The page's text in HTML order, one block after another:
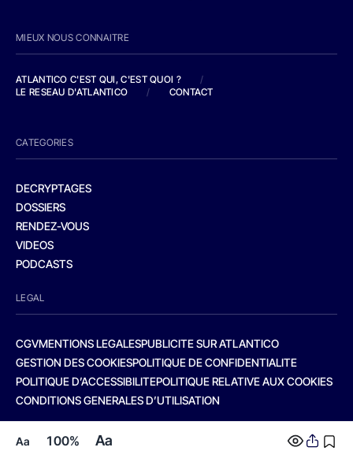
Aa 100% Aa
MIEUX NOUS CONNAITRE
ATLANTICO C'EST QUI, C'EST QUOI ?
/
LE RESEAU D'ATLANTICO
/ CONTACT
CATEGORIES
DECRYPTAGES
DOSSIERS
RENDEZ-VOUS
VIDEOS
PODCASTS
LEGAL
CGVMENTIONS LEGALESPUBLICITE SUR ATLANTICO
GESTION DES COOKIESPOLITIQUE DE CONFIDENTIALITE
POLITIQUE D’ACCESSIBILITEPOLITIQUE RELATIVE AUX COOKIES
CONDITIONS GENERALES D’UTILISATION